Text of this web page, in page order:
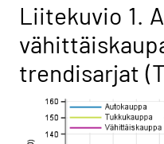
Liitekuvio 1.
trendisarjat